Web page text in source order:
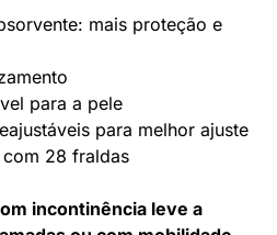
mais proteção e
para a pele
para melhor ajuste
28 fraldas
incontinência leve a